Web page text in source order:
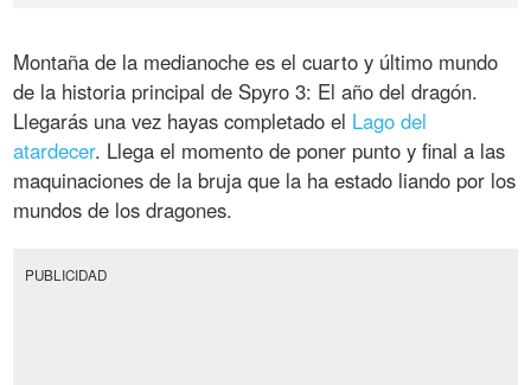
Montaña de la medianoche es el cuarto y último mundo
de la historia principal de Spyro 3: El año del dragón.
Llegarás una vez hayas completado el Lago del
atardecer. Llega el momento de poner punto y final a las
maquinaciones de la bruja que la ha estado liando por los
mundos de los dragones.
PUBLICIDAD